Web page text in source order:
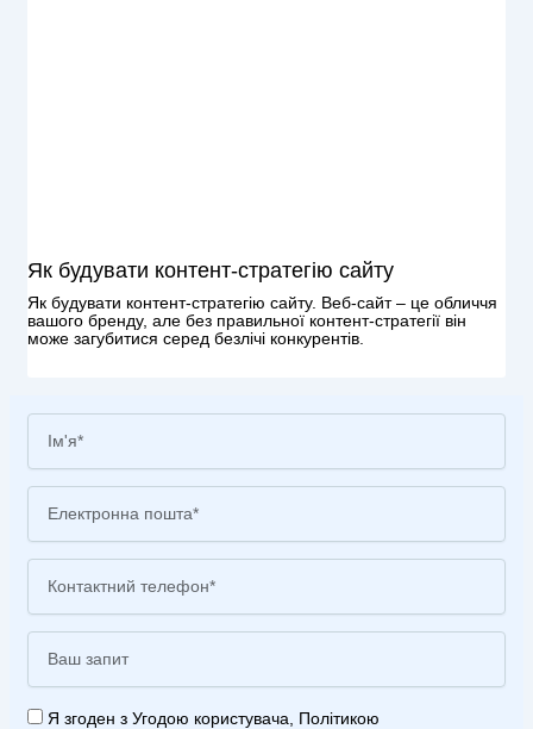
Як будувати контент-стратегію сайту
Як будувати контент-стратегію сайту. Веб-сайт – це обличчя
вашого бренду, але без правильної контент-стратегії він
може загубитися серед безлічі конкурентів.
Name
Я згоден з Угодою користувача, Політикою